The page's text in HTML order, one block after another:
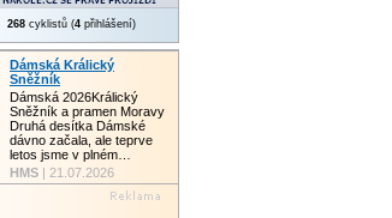
268 cyklistů (4 přihlášení)
Dámská Králický
Sněžník
Dámská 2026Králický
Sněžník a pramen Moravy
Druhá desítka Dámské
dávno začala, ale teprve
letos jsme v plném…
HMS | 21.07.2026